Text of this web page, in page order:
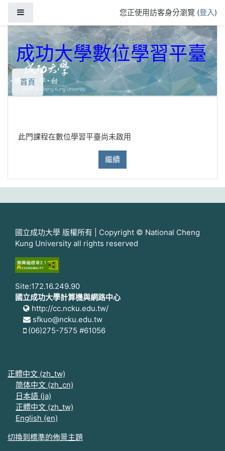
您正使用訪客身分瀏覽 (登入)
成功大學數位學習平臺
首頁
此門課程在數位學習平臺尚未啟用
繼續
國立成功大學 版權所有 | Copyright © National Cheng
Kung University all rights reserved
Site:172.16.249.90
國立成功大學計算機與網路中心
http://cc.ncku.edu.tw/
sfkuo@ncku.edu.tw
(06)275-7575 #61056
正體中文 ‎(zh_tw)‎
简体中文 ‎(zh_cn)‎
日本語 ‎(ja)‎
正體中文 ‎(zh_tw)‎
English ‎(en)‎
切換到標準的佈景主題